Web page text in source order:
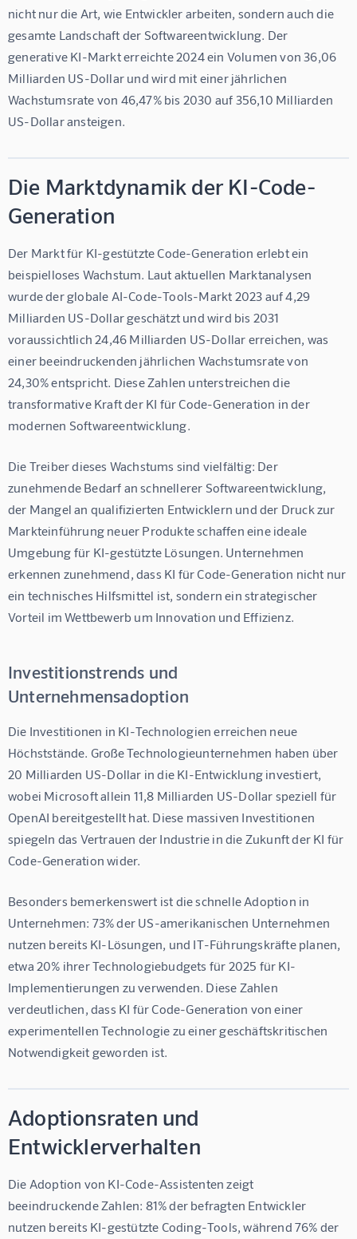
nicht nur die Art, wie Entwickler arbeiten, sondern auch die
gesamte Landschaft der Softwareentwicklung. Der
generative KI-Markt erreichte 2024 ein Volumen von 36,06
Milliarden US-Dollar und wird mit einer jährlichen
Wachstumsrate von 46,47% bis 2030 auf 356,10 Milliarden
US-Dollar ansteigen.
Die Marktdynamik der KI-Code-
Generation
Der Markt für KI-gestützte Code-Generation erlebt ein
beispielloses Wachstum. Laut aktuellen Marktanalysen
wurde der globale AI-Code-Tools-Markt 2023 auf 4,29
Milliarden US-Dollar geschätzt und wird bis 2031
voraussichtlich 24,46 Milliarden US-Dollar erreichen, was
einer beeindruckenden jährlichen Wachstumsrate von
24,30% entspricht. Diese Zahlen unterstreichen die
transformative Kraft der KI für Code-Generation in der
modernen Softwareentwicklung.
Die Treiber dieses Wachstums sind vielfältig: Der
zunehmende Bedarf an schnellerer Softwareentwicklung,
der Mangel an qualifizierten Entwicklern und der Druck zur
Markteinführung neuer Produkte schaffen eine ideale
Umgebung für KI-gestützte Lösungen. Unternehmen
erkennen zunehmend, dass KI für Code-Generation nicht nur
ein technisches Hilfsmittel ist, sondern ein strategischer
Vorteil im Wettbewerb um Innovation und Effizienz.
Investitionstrends und
Unternehmensadoption
Die Investitionen in KI-Technologien erreichen neue
Höchststände. Große Technologieunternehmen haben über
20 Milliarden US-Dollar in die KI-Entwicklung investiert,
wobei Microsoft allein 11,8 Milliarden US-Dollar speziell für
OpenAI bereitgestellt hat. Diese massiven Investitionen
spiegeln das Vertrauen der Industrie in die Zukunft der KI für
Code-Generation wider.
Besonders bemerkenswert ist die schnelle Adoption in
Unternehmen: 73% der US-amerikanischen Unternehmen
nutzen bereits KI-Lösungen, und IT-Führungskräfte planen,
etwa 20% ihrer Technologiebudgets für 2025 für KI-
Implementierungen zu verwenden. Diese Zahlen
verdeutlichen, dass KI für Code-Generation von einer
experimentellen Technologie zu einer geschäftskritischen
Notwendigkeit geworden ist.
Adoptionsraten und
Entwicklerverhalten
Die Adoption von KI-Code-Assistenten zeigt
beeindruckende Zahlen: 81% der befragten Entwickler
nutzen bereits KI-gestützte Coding-Tools, während 76% der